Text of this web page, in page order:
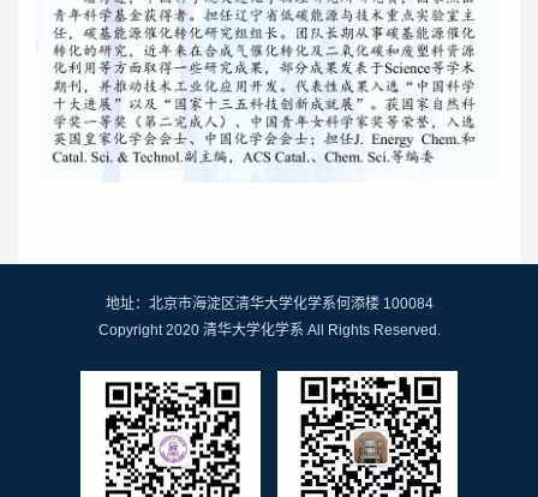
地址：北京市海淀区清华大学化学系何添楼 100084
Copyright 2020 清华大学化学系 All Rights Reserved.